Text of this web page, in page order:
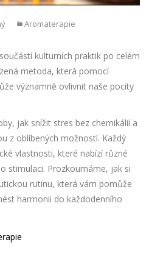
Aromaterapie
kulturních praktik po celém
metoda, která pomocí
významně ovlivnit naše pocity
jak snížit stres bez chemikálií a
z oblíbených možností. Každý
vlastnosti, které nabízí různé
stimulaci. Prozkoumáme, jak si
rutinu, která vám pomůže
harmonii do každodenního